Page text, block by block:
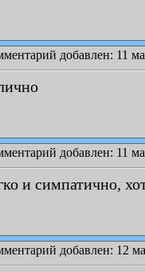
добавлен: 11
добавлен: 11
и симпатично,
добавлен: 12